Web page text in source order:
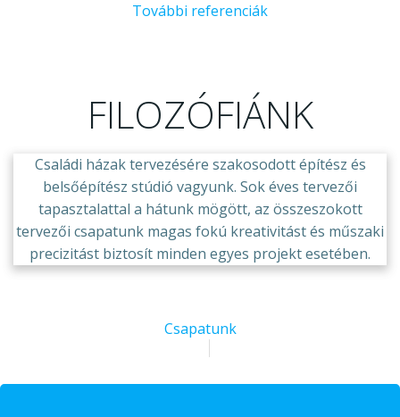
További referenciák
FILOZÓFIÁNK
Családi házak tervezésére szakosodott építész és
belsőépítész stúdió vagyunk. Sok éves tervezői
tapasztalattal a hátunk mögött, az összeszokott
tervezői csapatunk magas fokú kreativitást és műszaki
precizitást biztosít minden egyes projekt esetében.
Csapatunk